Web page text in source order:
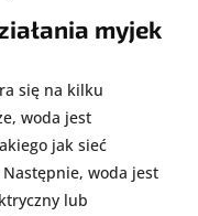
myjek
się na kilku
woda jest
jak sieć
woda jest
lub